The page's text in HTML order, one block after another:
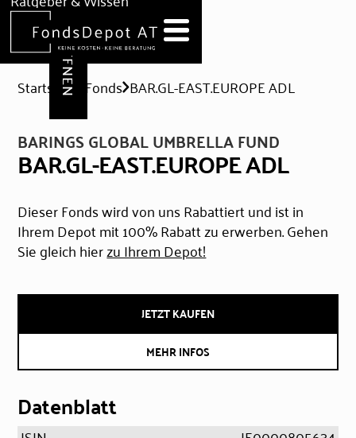
Hilfe & Formulare
DEPOT ERÖFFNEN
Startseite Fonds BAR.GL-EAST.EUROPE ADL
BARINGS GLOBAL UMBRELLA FUND
BAR.GL-EAST.EUROPE ADL
Dieser Fonds wird von uns Rabattiert und ist in
Ihrem Depot mit 100% Rabatt zu erwerben. Gehen
Sie gleich hierzu Ihrem Depot!
JETZT KAUFEN
MEHR INFOS
Datenblatt